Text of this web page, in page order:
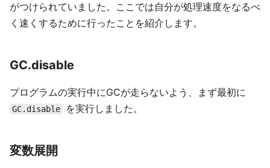
がつけられていました。ここでは自分が処理速度をなるべ
く速くするために行ったことを紹介します。
GC.disable
プログラムの実行中にGCが走らないよう、まず最初に
GC.disable を実行しました。
変数展開